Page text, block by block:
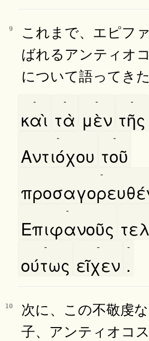
9
これまで、エピフ
ばれるアンティオ
について語ってきた
καὶ
-
τὰ
-
μὲν
-
τῆς
-
Αντιόχου
-
τοῦ
-
-
Επιφανοῦς
-
ούτως
-
εῖχεν
-
.
-
10
次に、この不敬虔
子、アンティオコ